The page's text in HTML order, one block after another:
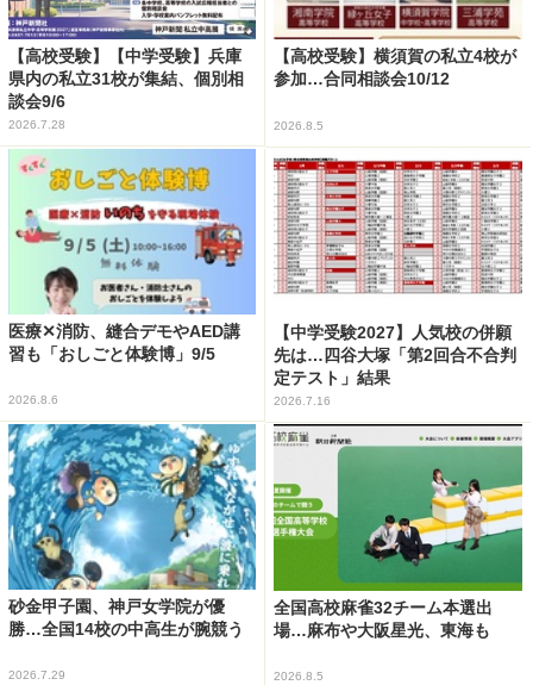
【高校受験】【中学受験】兵庫
県内の私立31校が集結、個別相
談会9/6
2026.7.28
【高校受験】横須賀の私立4校が
参加…合同相談会10/12
2026.8.5
医療✕消防、縫合デモやAED講
習も「おしごと体験博」9/5
2026.8.6
【中学受験2027】人気校の併願
先は…四谷大塚「第2回合不合判
定テスト」結果
2026.7.16
砂金甲子園、神戸女学院が優
勝…全国14校の中高生が腕競う
2026.7.29
全国高校麻雀32チーム本選出
場…麻布や大阪星光、東海も
2026.8.5